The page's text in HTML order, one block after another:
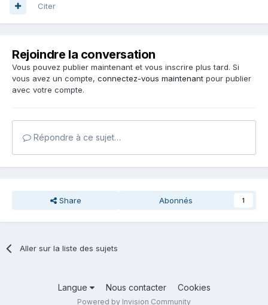
Citer
Rejoindre la conversation
Vous pouvez publier maintenant et vous inscrire plus tard. Si
vous avez un compte, connectez-vous maintenant pour publier
avec votre compte.
Répondre à ce sujet…
Share Abonnés 1
Aller sur la liste des sujets
Langue Nous contacter Cookies
Powered by Invision Community